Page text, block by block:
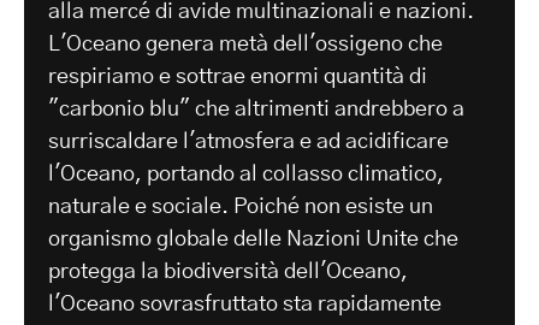
alla mercé di avide multinazionali e nazioni.
L'Oceano genera metà dell'ossigeno che
respiriamo e sottrae enormi quantità di
"carbonio blu" che altrimenti andrebbero a
surriscaldare l'atmosfera e ad acidificare
l'Oceano, portando al collasso climatico,
naturale e sociale. Poiché non esiste un
organismo globale delle Nazioni Unite che
protegga la biodiversità dell'Oceano,
l'Oceano sovrasfruttato sta rapidamente